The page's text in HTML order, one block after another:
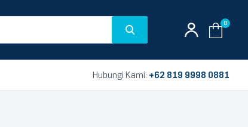
0
Hubungi Kami: +62 819 9998 0881